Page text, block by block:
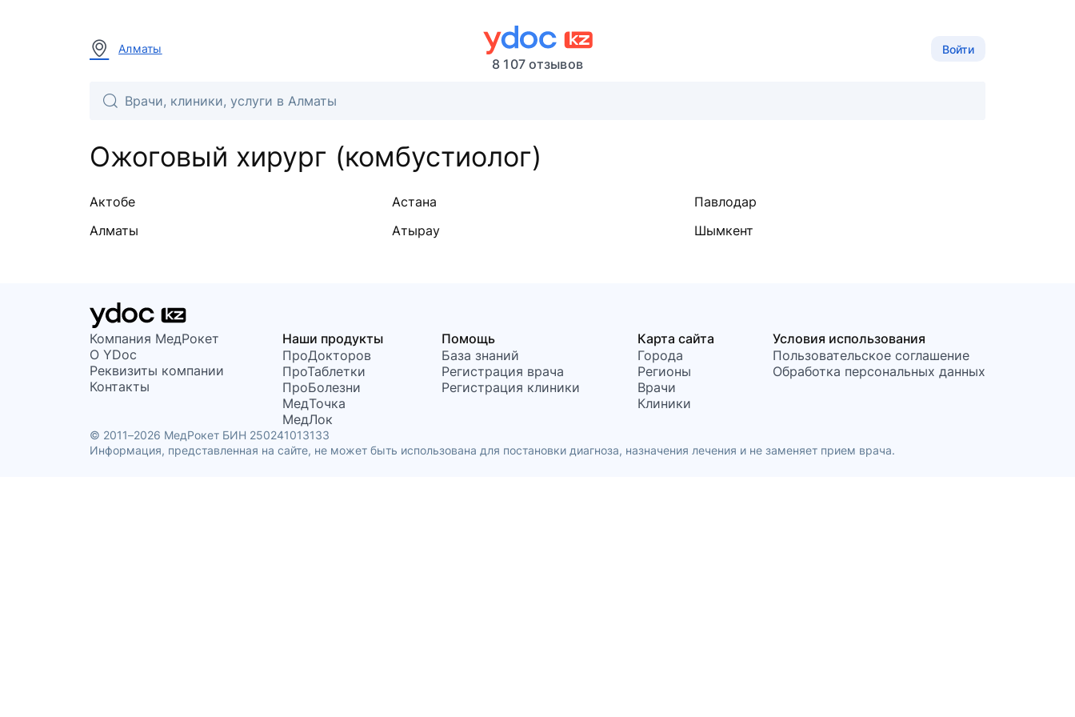
Алматы
8 107 отзывов
Войти
Ожоговый хирург (комбустиолог)
Актобе
Алматы
Астана
Атырау
Павлодар
Шымкент
Компания МедРокет
О YDoc
Реквизиты компании
Контакты
Наши продукты
ПроДокторов
ПроТаблетки
ПроБолезни
МедТочка
МедЛок
Помощь
База знаний
Регистрация врача
Регистрация клиники
Карта сайта
Города
Регионы
Врачи
Клиники
Условия использования
Пользовательское соглашение
Обработка персональных данных
© 2011–2026 МедРокет БИН 250241013133
Информация, представленная на сайте, не может быть использована для постановки диагноза, назначения лечения и не заменяет прием врача.